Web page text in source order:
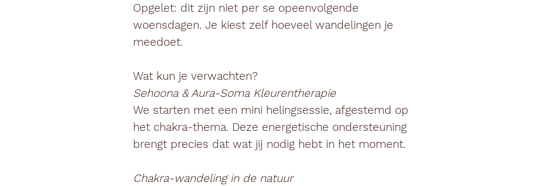
Opgelet: dit zijn niet per se opeenvolgende
woensdagen. Je kiest zelf hoeveel wandelingen je
meedoet.
Wat kun je verwachten?
Sehoona & Aura-Soma Kleurentherapie
We starten met een mini helingsessie, afgestemd op
het chakra-thema. Deze energetische ondersteuning
brengt precies dat wat jij nodig hebt in het moment.
Chakra-wandeling in de natuur